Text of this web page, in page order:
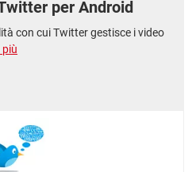
per Android
con cui Twitter gestisce i video
più